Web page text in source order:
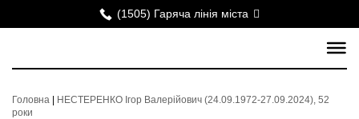
(1505) Гаряча лінія міста
Головна
НЕСТЕРЕНКО Ігор Валерійович (24.09.1972-27.09.2024), 52
роки